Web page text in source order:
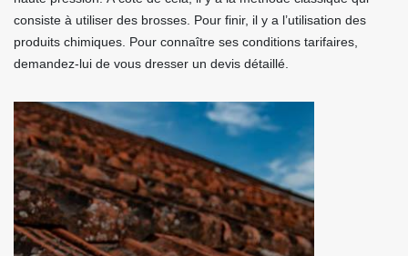
consiste à utiliser des brosses. Pour finir, il y a l’utilisation des
produits chimiques. Pour connaître ses conditions tarifaires,
demandez-lui de vous dresser un devis détaillé.